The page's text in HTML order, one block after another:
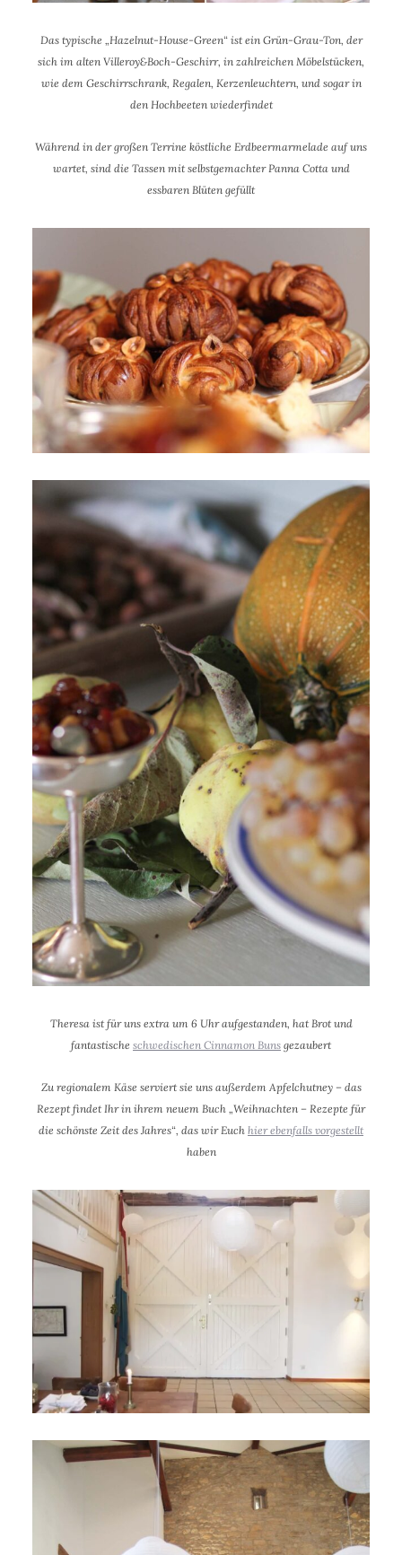
Das typische „Hazelnut-House-Green“ ist ein Grün-Grau-Ton, der
sich im alten Villeroy&Boch-Geschirr, in zahlreichen Möbelstücken,
wie dem Geschirrschrank, Regalen, Kerzenleuchtern, und sogar in
den Hochbeeten wiederfindet
Während in der großen Terrine köstliche Erdbeermarmelade auf uns
wartet, sind die Tassen mit selbstgemachter Panna Cotta und
essbaren Blüten gefüllt
Theresa ist für uns extra um 6 Uhr aufgestanden, hat Brot und
fantastische schwedischen Cinnamon Buns gezaubert
Zu regionalem Käse serviert sie uns außerdem Apfelchutney – das
Rezept findet Ihr in ihrem neuem Buch „Weihnachten – Rezepte für
die schönste Zeit des Jahres“, das wir Euch hier ebenfalls vorgestellt
haben